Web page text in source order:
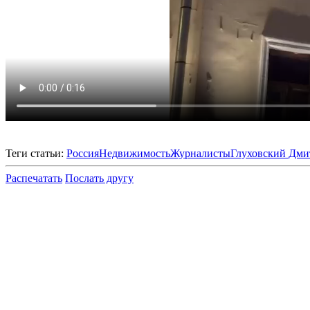
Теги статьи: РоссияНедвижимостьЖурналистыГлуховский
Распечатать Послать другу